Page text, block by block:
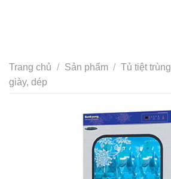
Trang chủ / Sản phẩm / Tủ tiệt trùng
giày, dép